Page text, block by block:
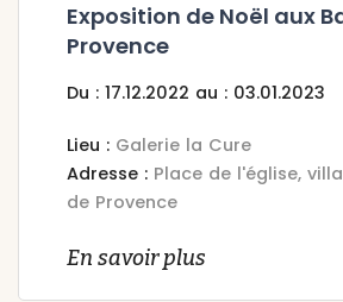
Exposition de Noël aux
Provence
Du : 17.12.2022 au : 03.01.2023
Lieu : Galerie la Cure
Adresse : Place de l'église,
de Provence
En savoir plus